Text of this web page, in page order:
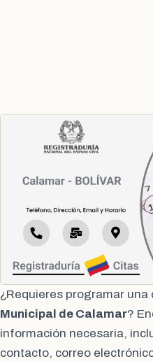
¿Requieres programar una
Municipal de Calamar?
información necesaria,
contacto, correo